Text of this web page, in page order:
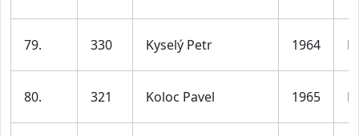
79. 330 Kyselý Petr 1964 M
80. 321 Koloc Pavel 1965 M